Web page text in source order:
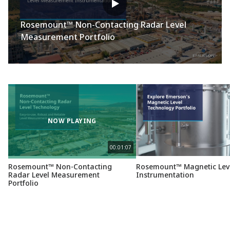
Rosemount™ Non-Contacting Radar Level
Measurement Portfolio
NOW PLAYING
00:01:07
Rosemount™ Non-Contacting
Radar Level Measurement
Portfolio
Rosemount™ Magnetic
Instrumentation